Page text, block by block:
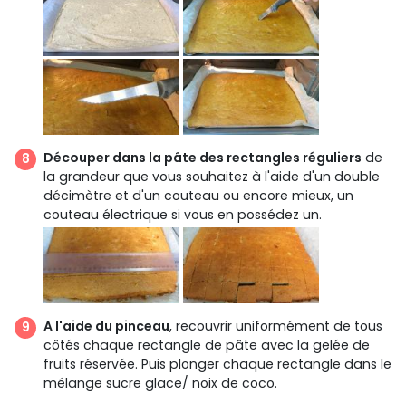
Découper dans la pâte des rectangles réguliers de
la grandeur que vous souhaitez à l'aide d'un double
décimètre et d'un couteau ou encore mieux, un
couteau électrique si vous en possédez un.
A l'aide du pinceau, recouvrir uniformément de tous
côtés chaque rectangle de pâte avec la gelée de
fruits réservée. Puis plonger chaque rectangle dans le
mélange sucre glace/ noix de coco.